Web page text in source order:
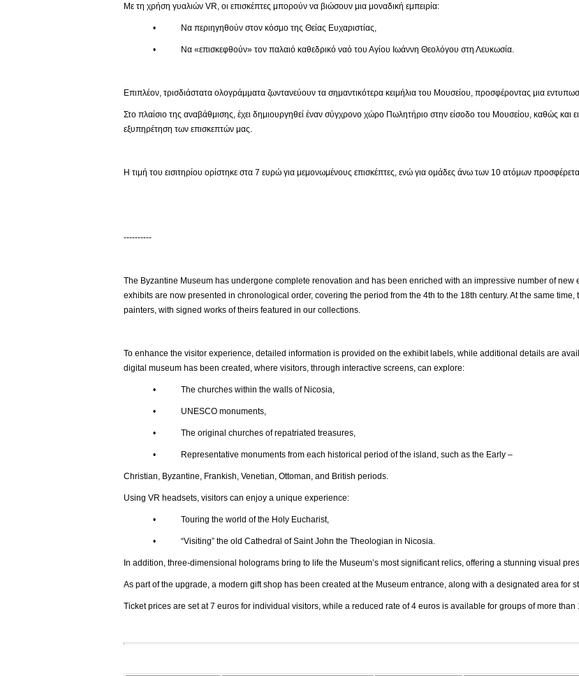
Με τη χρήση γυαλιών VR, οι επισκέπτες μπορούν να βιώσουν μια μοναδική εμπειρία:
• Να περιηγηθούν στον κόσμο της Θείας Ευχαριστίας,
• Να «επισκεφθούν» τον παλαιό καθεδρικό ναό του Αγίου Ιωάννη Θεολόγου στη Λευκωσία.
Επιπλέον, τρισδιάστατα ολογράμματα ζωντανεύουν τα σημαντικότερα κειμήλια του Μουσείου, προσφέροντας μια
Στο πλαίσιο της αναβάθμισης, έχει δημιουργηθεί έναν σύγχρονο χώρο Πωλητήριο στην είσοδο του Μουσείου, καθώς και
εξυπηρέτηση των επισκεπτών μας.
Η τιμή του εισιτηρίου ορίστηκε στα 7 ευρώ για μεμονωμένους επισκέπτες, ενώ για ομάδες άνω των 10 ατόμων
----------
The Byzantine Museum has undergone complete renovation and has been enriched with an impressive number of
exhibits are now presented in chronological order, covering the period from the 4th to the 18th century. At the same
painters, with signed works of theirs featured in our collections.
To enhance the visitor experience, detailed information is provided on the exhibit labels, while additional details are
digital museum has been created, where visitors, through interactive screens, can explore:
• The churches within the walls of Nicosia,
• UNESCO monuments,
• The original churches of repatriated treasures,
• Representative monuments from each historical period of the island, such as the Early –
Christian, Byzantine, Frankish, Venetian, Ottoman, and British periods.
Using VR headsets, visitors can enjoy a unique experience:
• Touring the world of the Holy Eucharist,
• “Visiting” the old Cathedral of Saint John the Theologian in Nicosia.
In addition, three-dimensional holograms bring to life the Museum’s most significant relics, offering a stunning visual
As part of the upgrade, a modern gift shop has been created at the Museum entrance, along with a designated area for
Ticket prices are set at 7 euros for individual visitors, while a reduced rate of 4 euros is available for groups of more than